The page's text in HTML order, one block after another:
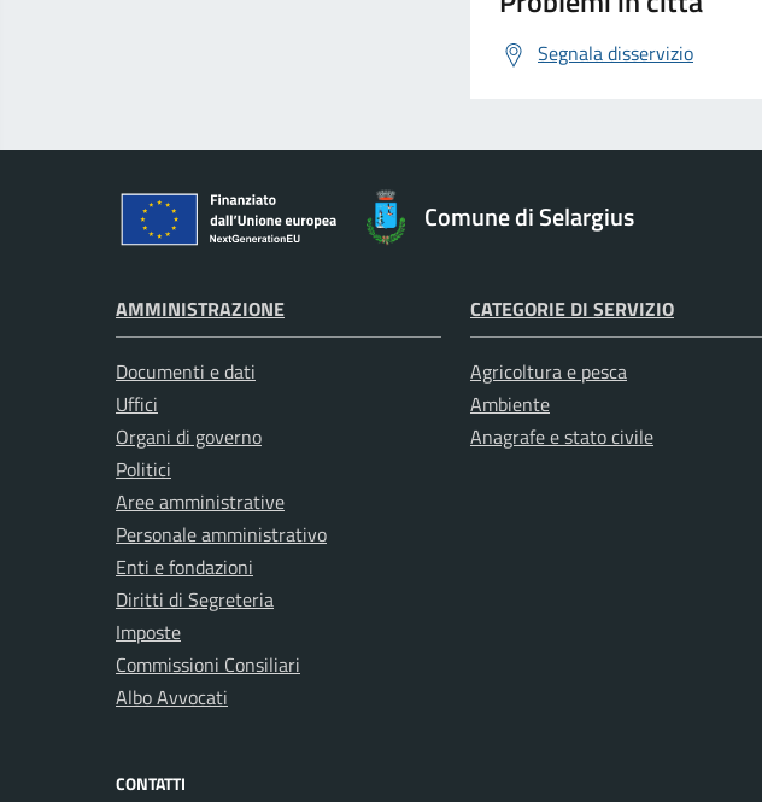
Segnala disservizio
Comune di Selargius
AMMINISTRAZIONE
Documenti e dati
Uffici
Organi di governo
Politici
Aree amministrative
Personale amministrativo
Enti e fondazioni
Diritti di Segreteria
Imposte
Commissioni Consiliari
Albo Avvocati
CATEGORIE DI SERVIZIO
Agricoltura e pesca
Ambiente
Anagrafe e stato civile
CONTATTI